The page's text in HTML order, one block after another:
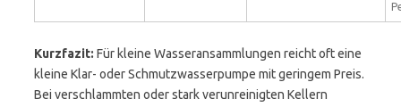
Kurzfazit: Für kleine Wasseransammlungen reicht oft eine
kleine Klar- oder Schmutzwasserpumpe mit geringem Preis.
Bei verschlammten oder stark verunreinigten Kellern